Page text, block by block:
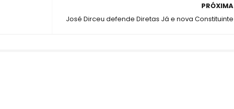
PRÓXIMA
José Dirceu defende Diretas Já e nova Constituinte